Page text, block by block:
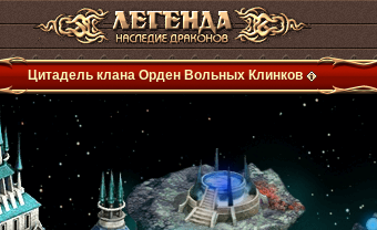
Цитадель клана Орден Вольных Клинков